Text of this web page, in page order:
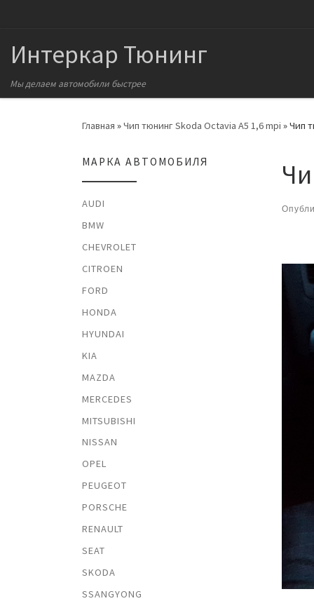
Интеркар Тюнинг
Мы делаем автомобили быстрее
Главная »Чип тюнинг Skoda Octavia A5 1,6 mpi »Чип
МАРКА АВТОМОБИЛЯ
AUDI
BMW
CHEVROLET
CITROEN
FORD
HONDA
HYUNDAI
KIA
MAZDA
MERCEDES
MITSUBISHI
NISSAN
OPEL
PEUGEOT
PORSCHE
RENAULT
SEAT
SKODA
SSANGYONG